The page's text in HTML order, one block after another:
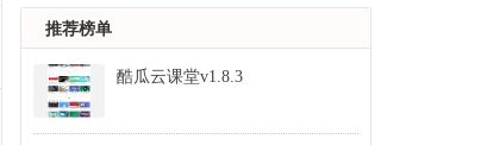
推荐榜单
酷瓜云课堂v1.8.3